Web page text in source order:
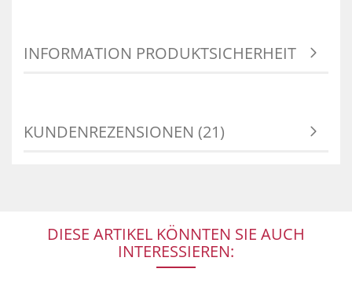
INFORMATION PRODUKTSICHERHEIT
KUNDENREZENSIONEN (21)
DIESE ARTIKEL KÖNNTEN SIE AUCH
INTERESSIEREN: